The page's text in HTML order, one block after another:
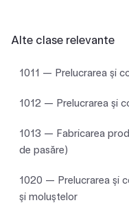
Alte clase relevante
1011 — Prelucrarea şi
1012 — Prelucrarea şi
1013 — Fabricarea
de pasăre)
1020 — Prelucrarea şi
şi moluştelor